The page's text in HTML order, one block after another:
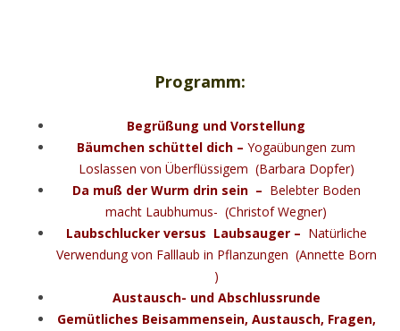
Programm:
Begrüßung und Vorstellung
Bäumchen schüttel dich – Yogaübungen zum
Loslassen von Überflüssigem (Barbara Dopfer)
Da muß der Wurm drin sein – Belebter Boden
macht Laubhumus- (Christof Wegner)
Laubschlucker versus Laubsauger – Natürliche
Verwendung von Falllaub in Pflanzungen (Annette Born
)
Austausch- und Abschlussrunde
Gemütliches Beisammensein, Austausch, Fragen,